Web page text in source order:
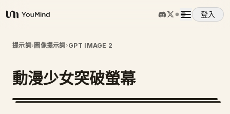
YouMind
登入
概覽
使用案例
提示詞› 圖像提示詞 ›GPT IMAGE 2
動漫少女突破螢幕